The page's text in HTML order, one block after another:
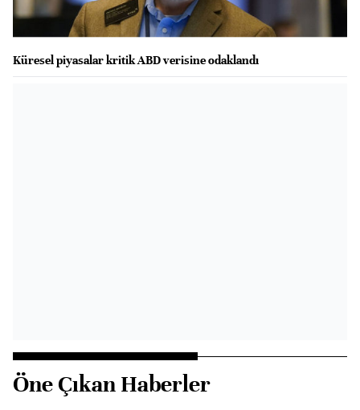
Küresel piyasalar kritik ABD verisine odaklandı
Öne Çıkan Haberler